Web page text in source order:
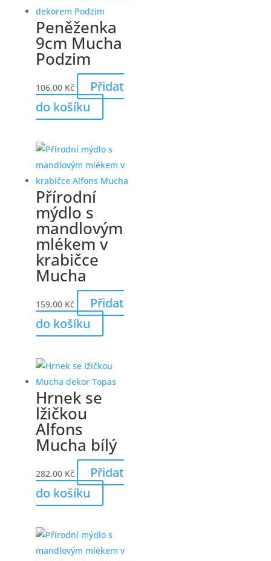
Peněženka
9cm Mucha
Podzim
106,00 Kč
Přidat
do košíku
Přírodní
mýdlo s
mandlovým
mlékem v
krabičce
Mucha
159,00 Kč
Přidat
do košíku
Hrnek se
lžičkou
Alfons
Mucha bílý
282,00 Kč
Přidat
do košíku